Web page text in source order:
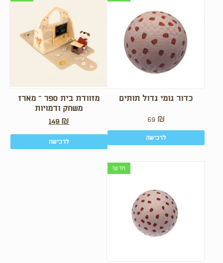
מזוודת בית ספר – מארז
משחק ודמויות
149 ₪
לרכישה
כדור גומי גדול תותים
69 ₪
לרכישה
חדש!